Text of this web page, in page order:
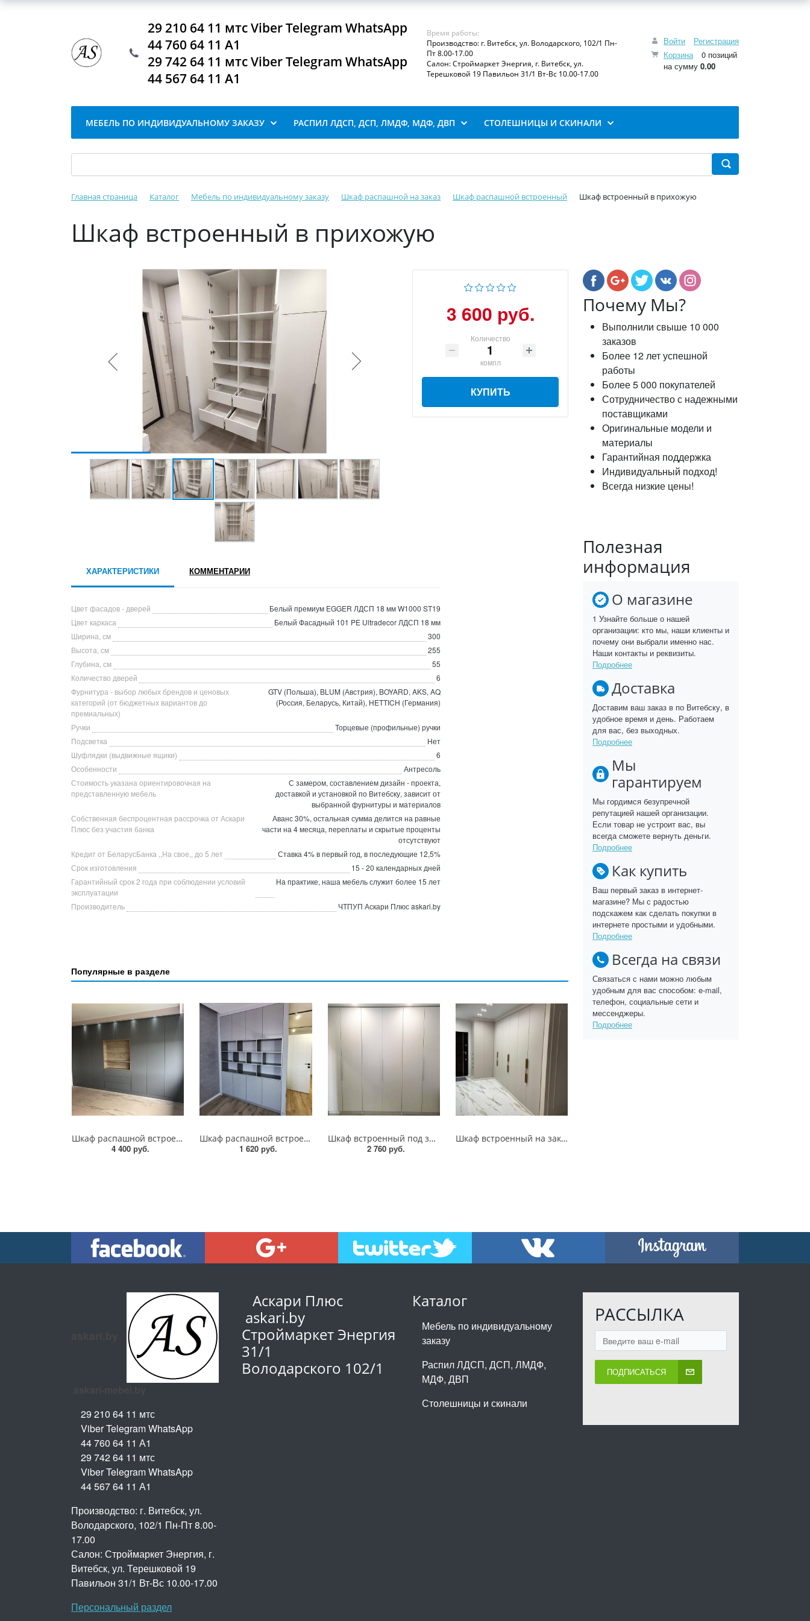
Войти
Регистрация
Корзина
0 позиций
на сумму 0.00
29 210 64 11 мтс Viber Telegram WhatsApp
44 760 64 11 А1
29 742 64 11 мтс Viber Telegram WhatsApp
44 567 64 11 А1
Время работы:
Производство: г. Витебск, ул. Володарского, 102/1 Пн-
Пт 8.00-17.00
Салон: Строймаркет Энергия, г. Витебск, ул.
Терешковой 19 Павильон 31/1 Вт-Вс 10.00-17.00
МЕБЕЛЬ ПО ИНДИВИДУАЛЬНОМУ ЗАКАЗУ РАСПИЛ ЛДСП, ДСП, ЛМДФ, МДФ, ДВП СТОЛЕШНИЦЫ И СКИНАЛИ
Главная страница Каталог Мебель по индивидуальному заказу Шкаф распашной на заказ Шкаф распашной встроенный Шкаф встроенный в прихожую
Шкаф встроенный в прихожую
3 600 руб.
Количество
компл
КУПИТЬ
ХАРАКТЕРИСТИКИ КОММЕНТАРИИ
Цвет фасадов - дверей
Белый премиум EGGER ЛДСП 18 мм W1000 ST19
Цвет каркаса
Белый Фасадный 101 PE Ultradecor ЛДСП 18 мм
Ширина, см
300
Высота, см
255
Глубина, см
55
Количество дверей
6
Фурнитура - выбор любых брендов и ценовых
категорий (от бюджетных вариантов до
премиальных)
GTV (Польша), BLUM (Австрия), BOYARD, AKS, AQ
(Россия, Беларусь, Китай), HETTICH (Германия)
Ручки
Торцевые (профильные) ручки
Подсветка
Нет
Шуфлядки (выдвижные ящики)
6
Особенности
Антресоль
Стоимость указана ориентировочная на
представленную мебель
С замером, составлением дизайн - проекта,
доставкой и установкой по Витебску, зависит от
выбранной фурнитуры и материалов
Собственная беспроцентная рассрочка от Аскари
Плюс без участия банка
Аванс 30%, остальная сумма делится на равные
части на 4 месяца, переплаты и скрытые проценты
отсутствуют
Кредит от БеларусБанка ,,На свое,, до 5 лет
Ставка 4% в первый год, в последующие 12,5%
Срок изготовления
15 - 20 календарных дней
Гарантийный срок 2 года при соблюдении условий
эксплуатации
На практике, наша мебель служит более 15 лет
Производитель ЧТПУП Аскари Плюс askari.by
Популярные в разделе
Шкаф распашной встроенный на заказ
4 400 руб.
Шкаф распашной встроенный
1 620 руб.
Шкаф встроенный под заказ
2 760 руб.
Шкаф встроенный на заказ в Витебске
Почему Мы?
Выполнили свыше 10 000
заказов
Более 12 лет успешной
работы
Более 5 000 покупателей
Сотрудничество с надежными
поставщиками
Оригинальные модели и
материалы
Гарантийная поддержка
Индивидуальный подход!
Всегда низкие цены!
Полезная
информация
О магазине
1 Узнайте больше о нашей
организации: кто мы, наши клиенты и
почему они выбрали именно нас.
Наши контакты и реквизиты.
Подробнее
Доставка
Доставим ваш заказ в по Витебску, в
удобное время и день. Работаем
для вас, без выходных.
Подробнее
Мы
гарантируем
Мы гордимся безупречной
репутацией нашей организации.
Если товар не устроит вас, вы
всегда сможете вернуть деньги.
Подробнее
Как купить
Ваш первый заказ в интернет-
магазине? Мы с радостью
подскажем как сделать покупки в
интернете простыми и удобными.
Подробнее
Всегда на связи
Связаться с нами можно любым
удобным для вас способом: e-mail,
телефон, социальные сети и
мессенджеры.
Подробнее
Аскари Плюс
askari.by
Строймаркет Энергия
31/1
Володарского 102/1
Каталог
Мебель по индивидуальному
заказу
Распил ЛДСП, ДСП, ЛМДФ,
МДФ, ДВП
Столешницы и скинали
РАССЫЛКА
ПОДПИСАТЬСЯ
29 210 64 11 мтс
Viber Telegram WhatsApp
44 760 64 11 А1
29 742 64 11 мтс
Viber Telegram WhatsApp
44 567 64 11 А1
Производство: г. Витебск, ул.
Володарского, 102/1 Пн-Пт 8.00-
17.00
Салон: Строймаркет Энергия, г.
Витебск, ул. Терешковой 19
Павильон 31/1 Вт-Вс 10.00-17.00
Персональный раздел